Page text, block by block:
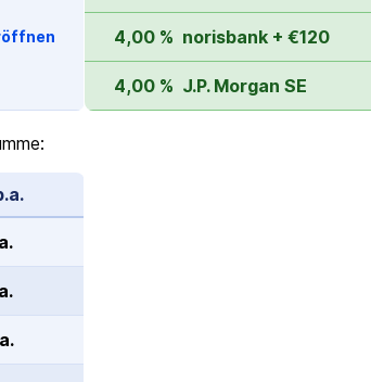
4,00 % norisbank + €120
4,00 % J.P. Morgan SE